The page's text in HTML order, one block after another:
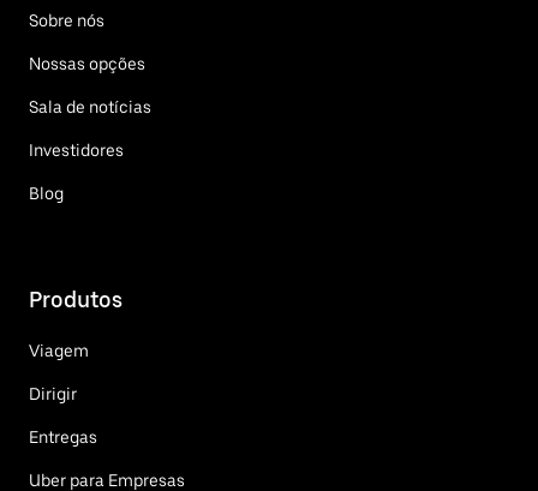
Sobre nós
Nossas opções
Sala de notícias
Investidores
Blog
Produtos
Viagem
Dirigir
Entregas
Uber para Empresas